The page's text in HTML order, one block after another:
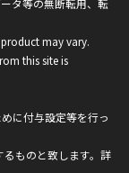
タ等の無断転用、転
may vary.
this site is
に付与設定等を行っ
ものと致します。詳